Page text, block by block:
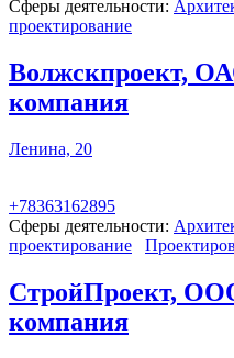
Сферы деятельности:
проектирование
Волжскпроект,
компания
Ленина, 20
+78363162895
Сферы деятельности:
проектирование
СтройПроект,
компания